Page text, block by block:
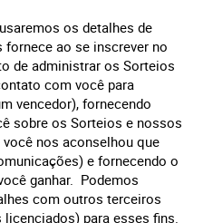
os detalhes de
ao se inscrever no
de administrar os Sorteios
com você para
vencedor), fornecendo
sobre os Sorteios e nossos
nos aconselhou que
e fornecendo o
ganhar. Podemos
com outros terceiros
para esses fins.